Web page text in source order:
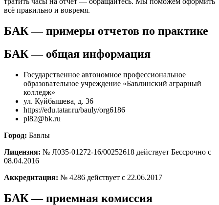
всё правильно и вовремя.
БАК — примеры отчетов по практике
БАК — общая информация
Государственное автономное профессиональное
образовательное учреждение «Бавлинский аграрный
колледж»
ул. Куйбышева, д. 36
https://edu.tatar.ru/bauly/org6186
pl82@bk.ru
Город: Бавлы
Лицензия: № Л035-01272-16/00252618 действует Бессрочно с
08.04.2016
Аккредитация: № 4286 действует с 22.06.2017
БАК — приемная комиссия